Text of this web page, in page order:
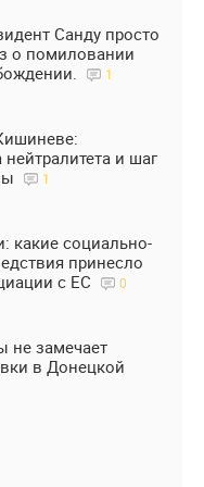
Санду просто
о помиловании
1
и шаг
1
какие социально-
принесло
с ЕС
0
не замечает
в Донецкой